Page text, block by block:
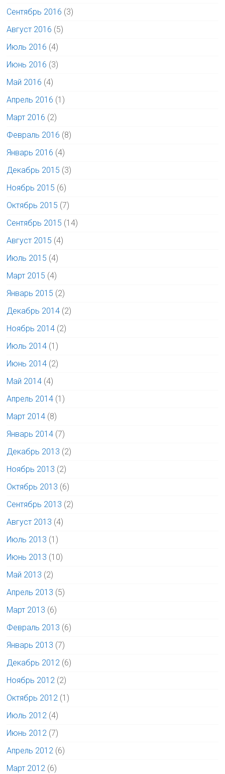
Сентябрь 2016 (3)
Август 2016 (5)
Июль 2016 (4)
Июнь 2016 (3)
Май 2016 (4)
Апрель 2016 (1)
Март 2016 (2)
Февраль 2016 (8)
Январь 2016 (4)
Декабрь 2015 (3)
Ноябрь 2015 (6)
Октябрь 2015 (7)
Сентябрь 2015 (14)
Август 2015 (4)
Июль 2015 (4)
Март 2015 (4)
Январь 2015 (2)
Декабрь 2014 (2)
Ноябрь 2014 (2)
Июль 2014 (1)
Июнь 2014 (2)
Май 2014 (4)
Апрель 2014 (1)
Март 2014 (8)
Январь 2014 (7)
Декабрь 2013 (2)
Ноябрь 2013 (2)
Октябрь 2013 (6)
Сентябрь 2013 (2)
Август 2013 (4)
Июль 2013 (1)
Июнь 2013 (10)
Май 2013 (2)
Апрель 2013 (5)
Март 2013 (6)
Февраль 2013 (6)
Январь 2013 (7)
Декабрь 2012 (6)
Ноябрь 2012 (2)
Октябрь 2012 (1)
Июль 2012 (4)
Июнь 2012 (7)
Апрель 2012 (6)
Март 2012 (6)